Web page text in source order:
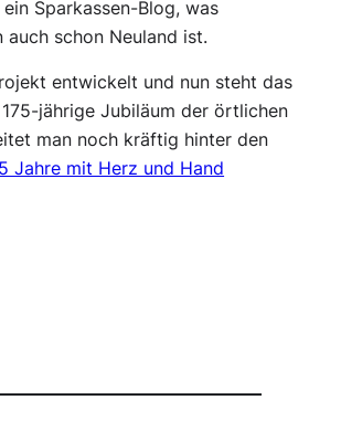
Sparkassen-Blog, was
auch schon Neuland ist.
entwickelt und nun steht das
jährige Jubiläum der örtlichen
man noch kräftig hinter den
Jahre mit Herz und Hand